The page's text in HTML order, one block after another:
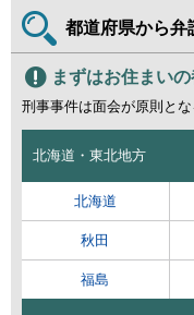
都道府県から弁
まずはお住まい
刑事事件は面会が原則と
北海道・東北地方
北海道
秋田
福島